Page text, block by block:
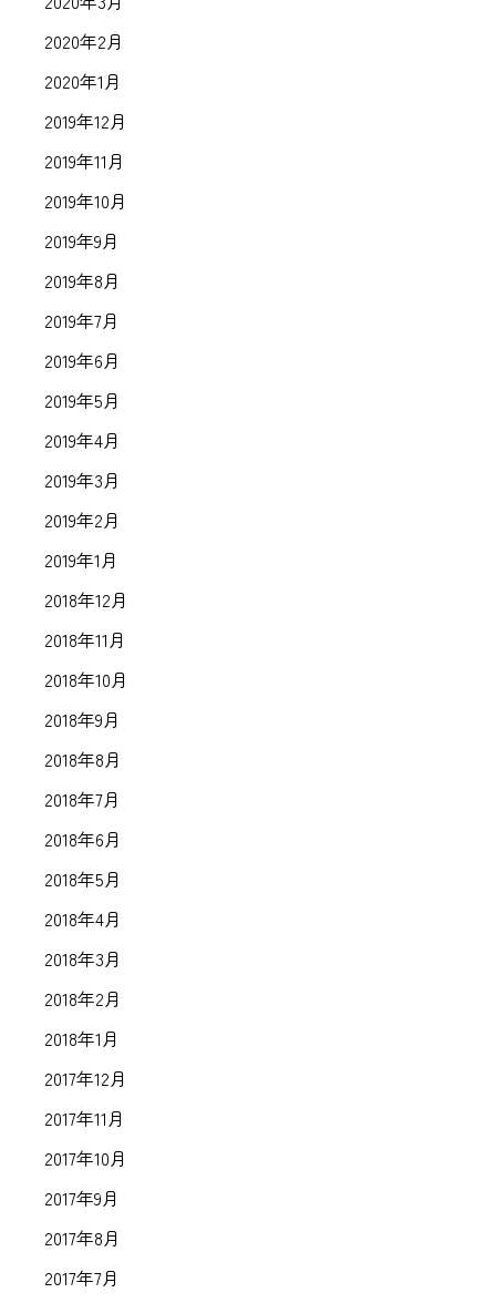
2020年2月
2020年1月
2019年12月
2019年11月
2019年10月
2019年9月
2019年8月
2019年7月
2019年6月
2019年5月
2019年4月
2019年3月
2019年2月
2019年1月
2018年12月
2018年11月
2018年10月
2018年9月
2018年8月
2018年7月
2018年6月
2018年5月
2018年4月
2018年3月
2018年2月
2018年1月
2017年12月
2017年11月
2017年10月
2017年9月
2017年8月
2017年7月